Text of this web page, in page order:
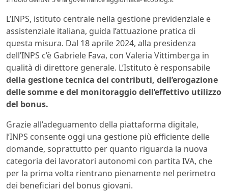
L’INPS, istituto centrale nella gestione previdenziale e
assistenziale italiana, guida l’attuazione pratica di
questa misura. Dal 18 aprile 2024, alla presidenza
dell’INPS c’è Gabriele Fava, con Valeria Vittimberga in
qualità di direttore generale. L’Istituto è responsabile
della gestione tecnica dei contributi, dell’erogazione
delle somme e del monitoraggio dell’effettivo utilizzo
del bonus.
Grazie all’adeguamento della piattaforma digitale,
l’INPS consente oggi una gestione più efficiente delle
domande, soprattutto per quanto riguarda la nuova
categoria dei lavoratori autonomi con partita IVA, che
per la prima volta rientrano pienamente nel perimetro
dei beneficiari del bonus giovani.